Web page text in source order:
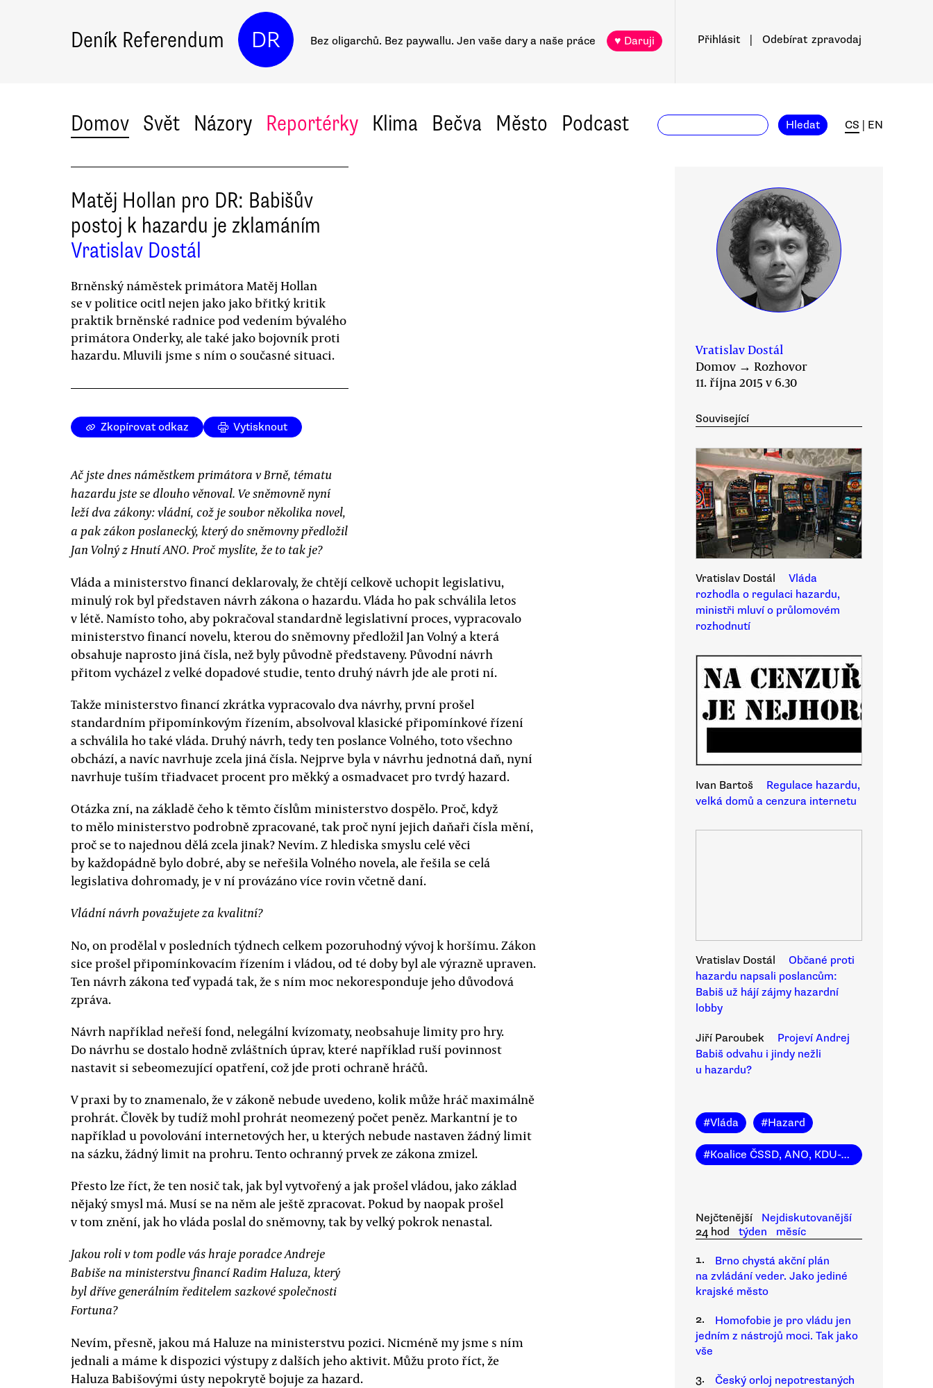
Deník Referendum DR Bez oligarchů. Bez paywallu. Jen vaše dary a naše práce ♥ Daruji Přihlásit Odebírat zpravodaj
Domov Svět Názory Reportérky Klima Bečva Město Podcast Hledat CS EN
Matěj Hollan pro DR: Babišův
postoj k hazardu je zklamáním
Vratislav Dostál
Brněnský náměstek primátora Matěj Hollan
se v politice ocitl nejen jako jako břitký kritik
praktik brněnské radnice pod vedením bývalého
primátora Onderky, ale také jako bojovník proti
hazardu. Mluvili jsme s ním o současné situaci.
Zkopírovat odkaz Vytisknout
Ač jste dnes náměstkem primátora v Brně, tématu
hazardu jste se dlouho věnoval. Ve sněmovně nyní
leží dva zákony: vládní, což je soubor několika novel,
a pak zákon poslanecký, který do sněmovny předložil
Jan Volný z Hnutí ANO. Proč myslíte, že to tak je?
Vláda a ministerstvo financí deklarovaly, že chtějí celkově uchopit legislativu,
minulý rok byl představen návrh zákona o hazardu. Vláda ho pak schválila letos
v létě. Namísto toho, aby pokračoval standardně legislativní proces, vypracovalo
ministerstvo financí novelu, kterou do sněmovny předložil Jan Volný a která
obsahuje naprosto jiná čísla, než byly původně představeny. Původní návrh
přitom vycházel z velké dopadové studie, tento druhý návrh jde ale proti ní.
Takže ministerstvo financí zkrátka vypracovalo dva návrhy, první prošel
standardním připomínkovým řízením, absolvoval klasické připomínkové řízení
a schválila ho také vláda. Druhý návrh, tedy ten poslance Volného, toto všechno
obchází, a navíc navrhuje zcela jiná čísla. Nejprve byla v návrhu jednotná daň, nyní
navrhuje tuším třiadvacet procent pro měkký a osmadvacet pro tvrdý hazard.
Otázka zní, na základě čeho k těmto číslům ministerstvo dospělo. Proč, když
to mělo ministerstvo podrobně zpracované, tak proč nyní jejich daňaři čísla mění,
proč se to najednou dělá zcela jinak? Nevím. Z hlediska smyslu celé věci
by každopádně bylo dobré, aby se neřešila Volného novela, ale řešila se celá
legislativa dohromady, je v ní provázáno více rovin včetně daní.
Vládní návrh považujete za kvalitní?
No, on prodělal v posledních týdnech celkem pozoruhodný vývoj k horšímu. Zákon
sice prošel připomínkovacím řízením i vládou, od té doby byl ale výrazně upraven.
Ten návrh zákona teď vypadá tak, že s ním moc nekoresponduje jeho důvodová
zpráva.
Návrh například neřeší fond, nelegální kvízomaty, neobsahuje limity pro hry.
Do návrhu se dostalo hodně zvláštních úprav, které například ruší povinnost
nastavit si sebeomezující opatření, což jde proti ochraně hráčů.
V praxi by to znamenalo, že v zákoně nebude uvedeno, kolik může hráč maximálně
prohrát. Člověk by tudíž mohl prohrát neomezený počet peněz. Markantní je to
například u povolování internetových her, u kterých nebude nastaven žádný limit
na sázku, žádný limit na prohru. Tento ochranný prvek ze zákona zmizel.
Přesto lze říct, že ten nosič tak, jak byl vytvořený a jak prošel vládou, jako základ
nějaký smysl má. Musí se na něm ale ještě zpracovat. Pokud by naopak prošel
v tom znění, jak ho vláda poslal do sněmovny, tak by velký pokrok nenastal.
Jakou roli v tom podle vás hraje poradce Andreje
Babiše na ministerstvu financí Radim Haluza, který
byl dříve generálním ředitelem sazkové společnosti
Fortuna?
Nevím, přesně, jakou má Haluze na ministerstvu pozici. Nicméně my jsme s ním
jednali a máme k dispozici výstupy z dalších jeho aktivit. Můžu proto říct, že
Haluza Babišovými ústy nepokrytě bojuje za hazard.
Vratislav Dostál
Domov → Rozhovor
11. října 2015 v 6.30
Související
Vratislav Dostál
Vláda
rozhodla o regulaci hazardu,
ministři mluví o průlomovém
rozhodnutí
Ivan Bartoš
Regulace hazardu,
velká domů a cenzura internetu
Vratislav Dostál
Občané proti
hazardu napsali poslancům:
Babiš už hájí zájmy hazardní
lobby
Jiří Paroubek
Projeví Andrej
Babiš odvahu i jindy nežli
u hazardu?
#Vláda #Hazard
#Koalice ČSSD, ANO, KDU-ČSL
Nejčtenější
Nejdiskutovanější
24 hod
týden
měsíc
1.
Brno chystá akční plán
na zvládání veder. Jako jediné
krajské město
2.
Homofobie je pro vládu jen
jedním z nástrojů moci. Tak jako
vše
3.
Český orloj nepotrestaných